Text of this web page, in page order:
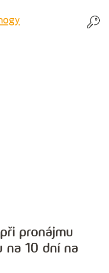
pronájmu
na 10 dní na